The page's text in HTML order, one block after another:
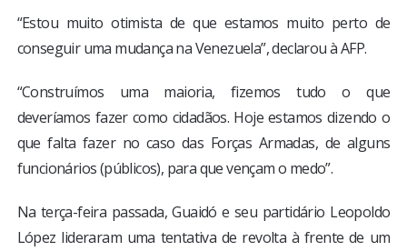
“Estou muito otimista de que estamos muito perto de
conseguir uma mudança na Venezuela”, declarou à AFP.
“Construímos uma maioria, fizemos tudo o que
deveríamos fazer como cidadãos. Hoje estamos dizendo o
que falta fazer no caso das Forças Armadas, de alguns
funcionários (públicos), para que vençam o medo”.
Na terça-feira passada, Guaidó e seu partidário Leopoldo
López lideraram uma tentativa de revolta à frente de um